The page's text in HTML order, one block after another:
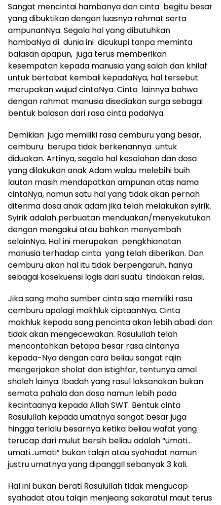
Sangat mencintai hambanya dan cinta begitu besar
yang dibuktikan dengan luasnya rahmat serta
ampunanNya. Segala hal yang dibutuhkan
hambaNya di dunia ini dicukupi tanpa meminta
balasan apapun, juga terus memberikan
kesempatan kepada manusia yang salah dan khilaf
untuk bertobat kembali kepadaNya, hal tersebut
merupakan wujud cintaNya. Cinta lainnya bahwa
dengan rahmat manusia disediakan surga sebagai
bentuk balasan dari rasa cinta padaNya.
Demikian juga memiliki rasa cemburu yang besar,
cemburu berupa tidak berkenannya untuk
diduakan. Artinya, segala hal kesalahan dan dosa
yang dilakukan anak Adam walau melebihi buih
lautan masih mendapatkan ampunan atas nama
cintaNya, namun satu hal yang tidak akan pernah
diterima dosa anak adam jika telah melakukan syirik.
Syirik adalah perbuatan menduakan/menyekutukan
dengan mengakui atau bahkan menyembah
selainNya. Hal ini merupakan pengkhianatan
manusia terhadap cinta yang telah diberikan. Dan
cemburu akan hal itu tidak berpengaruh, hanya
sebagai kosekuensi logis dari suatu tindakan relasi.
Jika sang maha sumber cinta saja memiliki rasa
cemburu apalagi makhluk ciptaanNya. Cinta
makhluk kepada sang pencinta akan lebih abadi dan
tidak akan mengecewakan. Rasulullah telah
mencontohkan betapa besar rasa cintanya
kepada-Nya dengan cara beliau sangat rajin
mengerjakan sholat dan istighfar, tentunya amal
sholeh lainya. Ibadah yang rasul laksanakan bukan
semata pahala dan dosa namun lebih pada
kecintaanya kepada Allah SWT. Bentuk cinta
Rasulullah kepada umatnya sangat besar juga
hingga terlalu besarnya ketika beliau wafat yang
terucap dari mulut bersih beliau adalah “umati…
umati…umati” bukan talqin atau syahadat namun
justru umatnya yang dipanggIl sebanyak 3 kali.
Hal ini bukan berati Rasulullah tidak mengucap
syahadat atau talqin menjeang sakaratul maut terus